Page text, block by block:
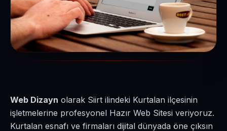
Web Dizayn olarak Siirt ilindeki Kurtalan ilçesinin
işletmelerine profesyonel Hazır Web Sitesi veriyoruz.
Kurtalan esnafı ve firmaları dijital dünyada öne çıksın